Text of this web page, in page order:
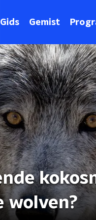
Gids Gemist
wolven?